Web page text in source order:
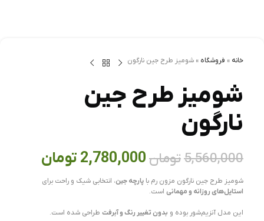
خانه » فروشگاه » شوميز طرح جين نارگون
شوميز طرح جين
نارگون
5,560,000تومان 2,780,000 تومان
شومیز طرح جین نارگون مزون رم با پارچه جین، انتخابی شیک و راحت برای
استایل‌های روزانه و مهمانی است.
این مدل آنزیم‌شور بوده و بدون تغییر رنگ و آبرفت طراحی شده است.